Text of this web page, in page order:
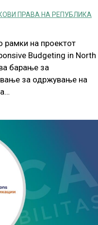
ПРАВА НА РЕПУБЛИКА
рамки на проектот
Budgeting in North
барање за
за одржување на